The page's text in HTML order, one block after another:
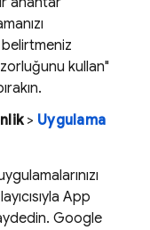
belirtmeniz
kullan"
> Uygulama
App
Google